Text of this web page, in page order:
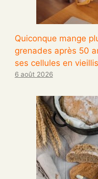
Quiconque mange
grenades après 50
ses cellules en
6 août 2026